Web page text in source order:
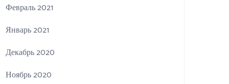
Февраль 2021
Январь 2021
Декабрь 2020
Ноябрь 2020